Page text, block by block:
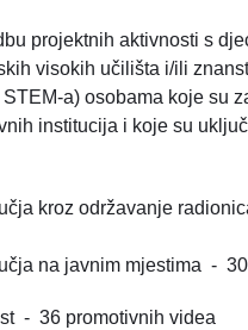
projektnih aktivnosti s
visokih učilišta i/ili
a) osobama koje su
institucija i koje su
kroz održavanje
na javnim mjestima -
- 36 promotivnih videa